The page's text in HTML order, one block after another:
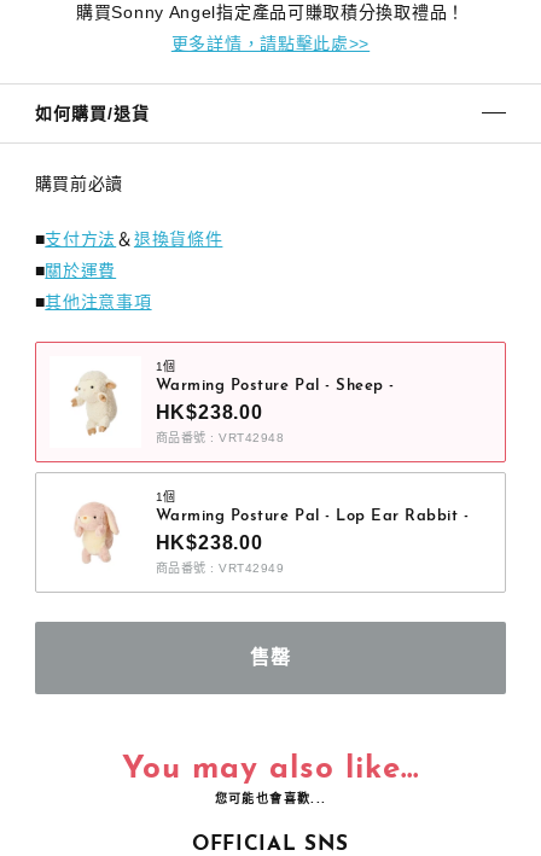
購買Sonny Angel指定產品可賺取積分換取禮品！
更多詳情，請點擊此處>>
如何購買/退貨
購買前必讀
■支付方法＆退換貨條件
■關於運費
■其他注意事項
1個
Warming Posture Pal - Sheep -
HK$238.00
商品番號 : VRT42948
1個
Warming Posture Pal - Lop Ear Rabbit -
HK$238.00
商品番號 : VRT42949
You may also like...
您可能也會喜歡...
OFFICIAL SNS